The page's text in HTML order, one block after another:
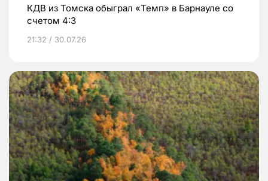
КДВ из Томска обыграл «Темп» в Барнауле со
счетом 4:3
21:32 / 30.07.26